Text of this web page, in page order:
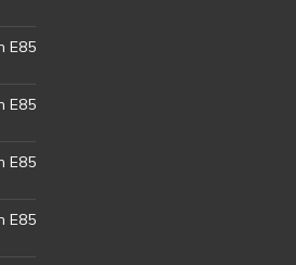
E85
E85
E85
E85